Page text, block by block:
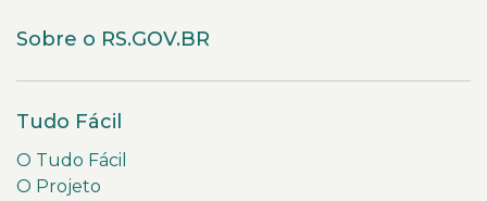
Sobre o RS.GOV.BR
Tudo Fácil
O Tudo Fácil
O Projeto